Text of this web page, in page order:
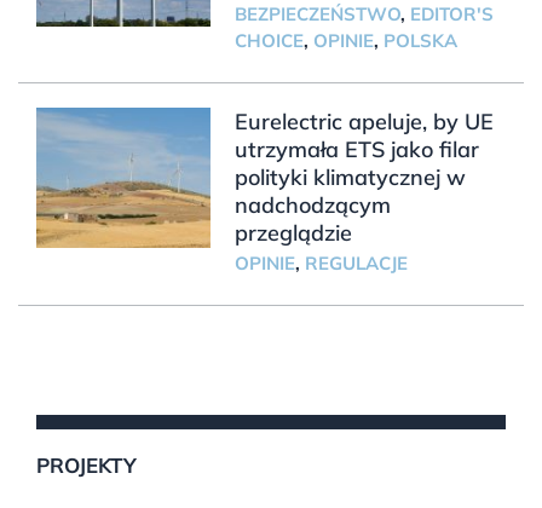
BEZPIECZEŃSTWO, EDITOR'S
CHOICE, OPINIE, POLSKA
Eurelectric apeluje, by UE
utrzymała ETS jako filar
polityki klimatycznej w
nadchodzącym
przeglądzie
OPINIE, REGULACJE
PROJEKTY